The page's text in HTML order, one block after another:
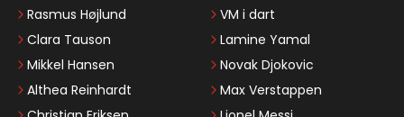
Rasmus Højlund
Clara Tauson
Mikkel Hansen
Althea Reinhardt
VM i dart
Lamine Yamal
Novak Djokovic
Max Verstappen